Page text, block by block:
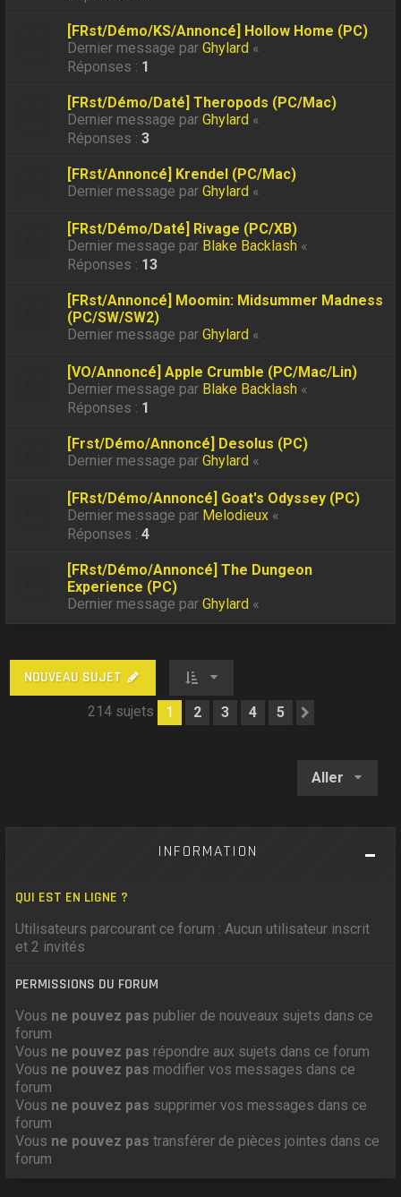
[FRst/Démo/KS/Annoncé] Hollow Home (PC)
Dernier message parGhylard «
Réponses : 1
[FRst/Démo/Daté] Theropods (PC/Mac)
Dernier message parGhylard «
Réponses :3
[FRst/Annoncé] Krendel (PC/Mac)
Dernier message parGhylard «
[FRst/Démo/Daté] Rivage (PC/XB)
Dernier message par Blake Backlash «
Réponses : 13
[FRst/Annoncé] Moomin: Midsummer Madness
(PC/SW/SW2)
Dernier message parGhylard «
[VO/Annoncé] Apple Crumble (PC/Mac/Lin)
Dernier message par Blake Backlash «
Réponses : 1
[Frst/Démo/Annoncé] Desolus (PC)
Dernier message parGhylard «
[FRst/Démo/Annoncé] Goat's Odyssey (PC)
Dernier message par Melodieux «
Réponses :4
[FRst/Démo/Annoncé] The Dungeon
Experience (PC)
Dernier message parGhylard «
NOUVEAU SUJET
214 sujets 1 2 3 4 5
Aller
INFORMATION
QUI EST EN LIGNE ?
Utilisateurs parcourant ce forum : Aucun utilisateur inscrit
et 2 invités
PERMISSIONS DU FORUM
Vous ne pouvez pas publier de nouveaux sujets dans ce
forum
Vous ne pouvez pas répondre aux sujets dans ce forum
Vous ne pouvez pas modifier vos messages dans ce
forum
Vous ne pouvez pas supprimer vos messages dans ce
forum
Vous ne pouvez pas transférer de pièces jointes dans ce
forum